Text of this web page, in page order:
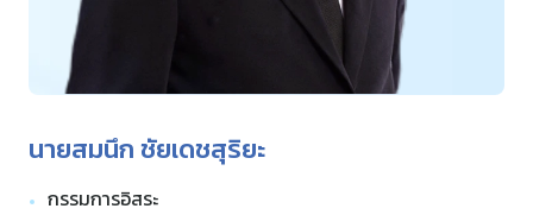
นายสมนึก ชัยเดชสุริยะ
กรรมการอิสระ